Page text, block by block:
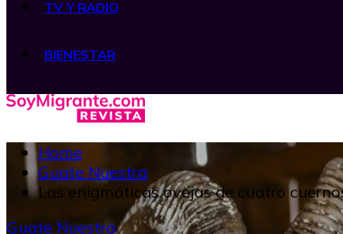
TV Y RADIO
BIENESTAR
Home
Guate Nuestra
Las enigmáticas ovejas de cuatro
Guate Nuestra